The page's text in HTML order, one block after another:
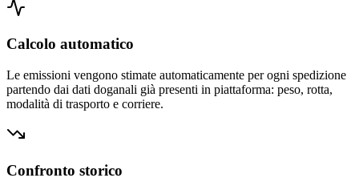
Carrier B ·····
Carrier C ·····
Rapporti
Confronto Annuale
Calcolo automatico
Le emissioni vengono stimate automaticamente per ogni spedizione
partendo dai dati doganali già presenti in piattaforma: peso, rotta,
modalità di trasporto e corriere.
Confronto storico